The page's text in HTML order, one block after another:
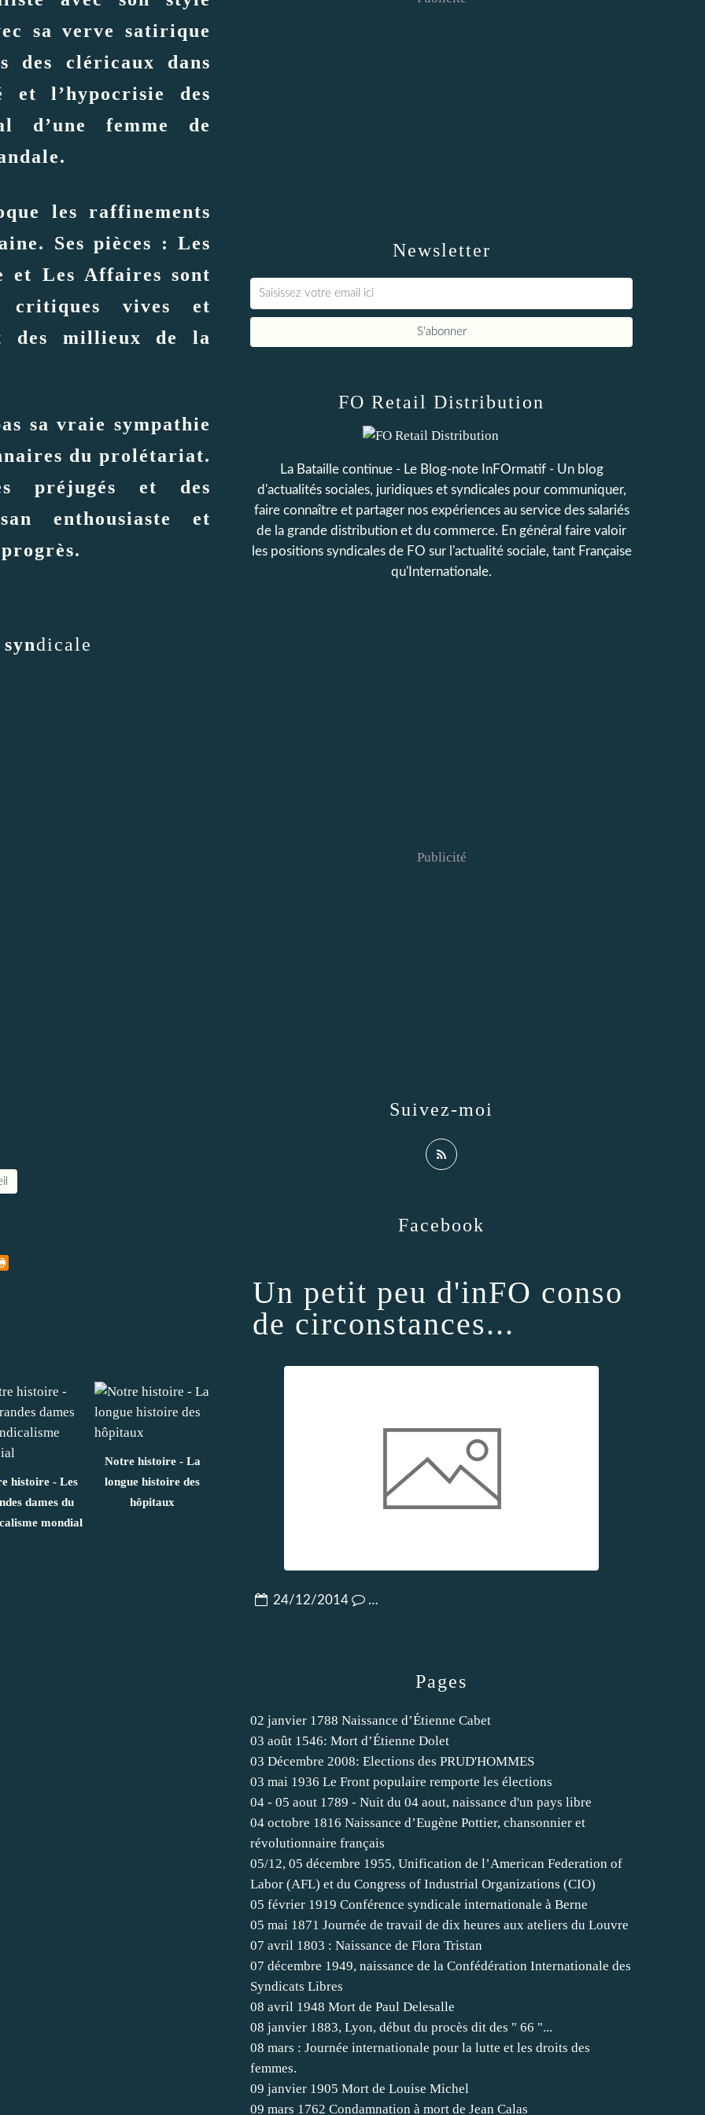
sa verve satirique
des cléricaux dans
et l’hypocrisie des
d’une femme de
les raffinements
Ses pièces : Les
et Les Affaires sont
critiques vives et
des millieux de la
sa vraie sympathie
du prolétariat.
préjugés et des
enthousiaste et
dicale
histoire - Les
dames du
mondial
Notre histoire - La
longue histoire des
hôpitaux
Newsletter
Pages
02 janvier 1788 Naissance d’Étienne Cabet
03 août 1546: Mort d’Étienne Dolet
03 Décembre 2008: Elections des PRUD'HOMMES
03 mai 1936 Le Front populaire remporte les élections
04 - 05 aout 1789 - Nuit du 04 aout, naissance d'un pays libre
04 octobre 1816 Naissance d’Eugène Pottier, chansonnier et
révolutionnaire français
05/12, 05 décembre 1955, Unification de l’American Federation of
Labor (AFL) et du Congress of Industrial Organizations (CIO)
05 février 1919 Conférence syndicale internationale à Berne
05 mai 1871 Journée de travail de dix heures aux ateliers du Louvre
07 avril 1803 : Naissance de Flora Tristan
07 décembre 1949, naissance de la Confédération Internationale des
Syndicats Libres
08 avril 1948 Mort de Paul Delesalle
08 janvier 1883, Lyon, début du procès dit des " 66 "...
08 mars : Journée internationale pour la lutte et les droits des
femmes.
09 janvier 1905 Mort de Louise Michel
09 mars 1762 Condamnation à mort de Jean Calas
FO Retail Distribution
La Bataille continue - Le Blog-note InFOrmatif - Un blog
d'actualités sociales, juridiques et syndicales pour communiquer,
faire connaître et partager nos expériences au service des salariés
de la grande distribution et du commerce. En général faire valoir
les positions syndicales de FO sur l'actualité sociale, tant Française
qu'Internationale.
Suivez-moi
Facebook
Un petit peu d'inFO conso
de circonstances...
24/12/2014 …
Publicité